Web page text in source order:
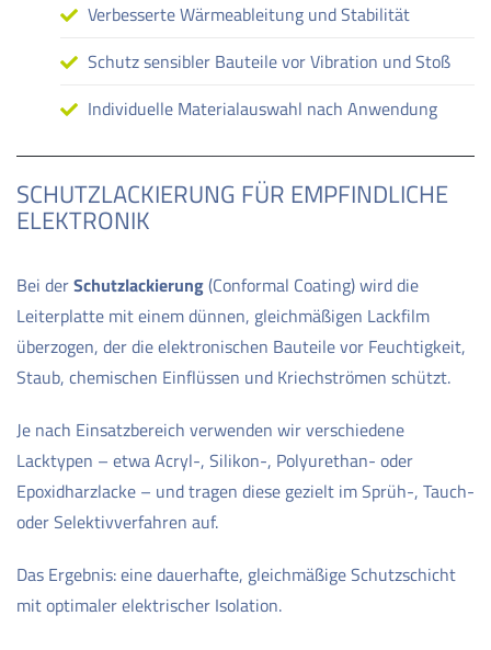
Verbesserte Wärmeableitung und Stabilität
Schutz sensibler Bauteile vor Vibration und Stoß
Individuelle Materialauswahl nach Anwendung
SCHUTZLACKIERUNG FÜR EMPFINDLICHE
ELEKTRONIK
Bei derSchutzlackierung(Conformal Coating) wird die
Leiterplatte mit einem dünnen, gleichmäßigen Lackfilm
überzogen, der die elektronischen Bauteile vor Feuchtigkeit,
Staub, chemischen Einflüssen und Kriechströmen schützt.
Je nach Einsatzbereich verwenden wir verschiedene
Lacktypen – etwa Acryl-, Silikon-, Polyurethan- oder
Epoxidharzlacke – und tragen diese gezielt im Sprüh-, Tauch-
oder Selektivverfahren auf.
Das Ergebnis: eine dauerhafte, gleichmäßige Schutzschicht
mit optimaler elektrischer Isolation.